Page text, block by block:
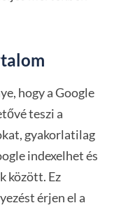
hogy a Google
teszi a
gyakorlatilag
indexelhet és
között. Ez
érjen el a